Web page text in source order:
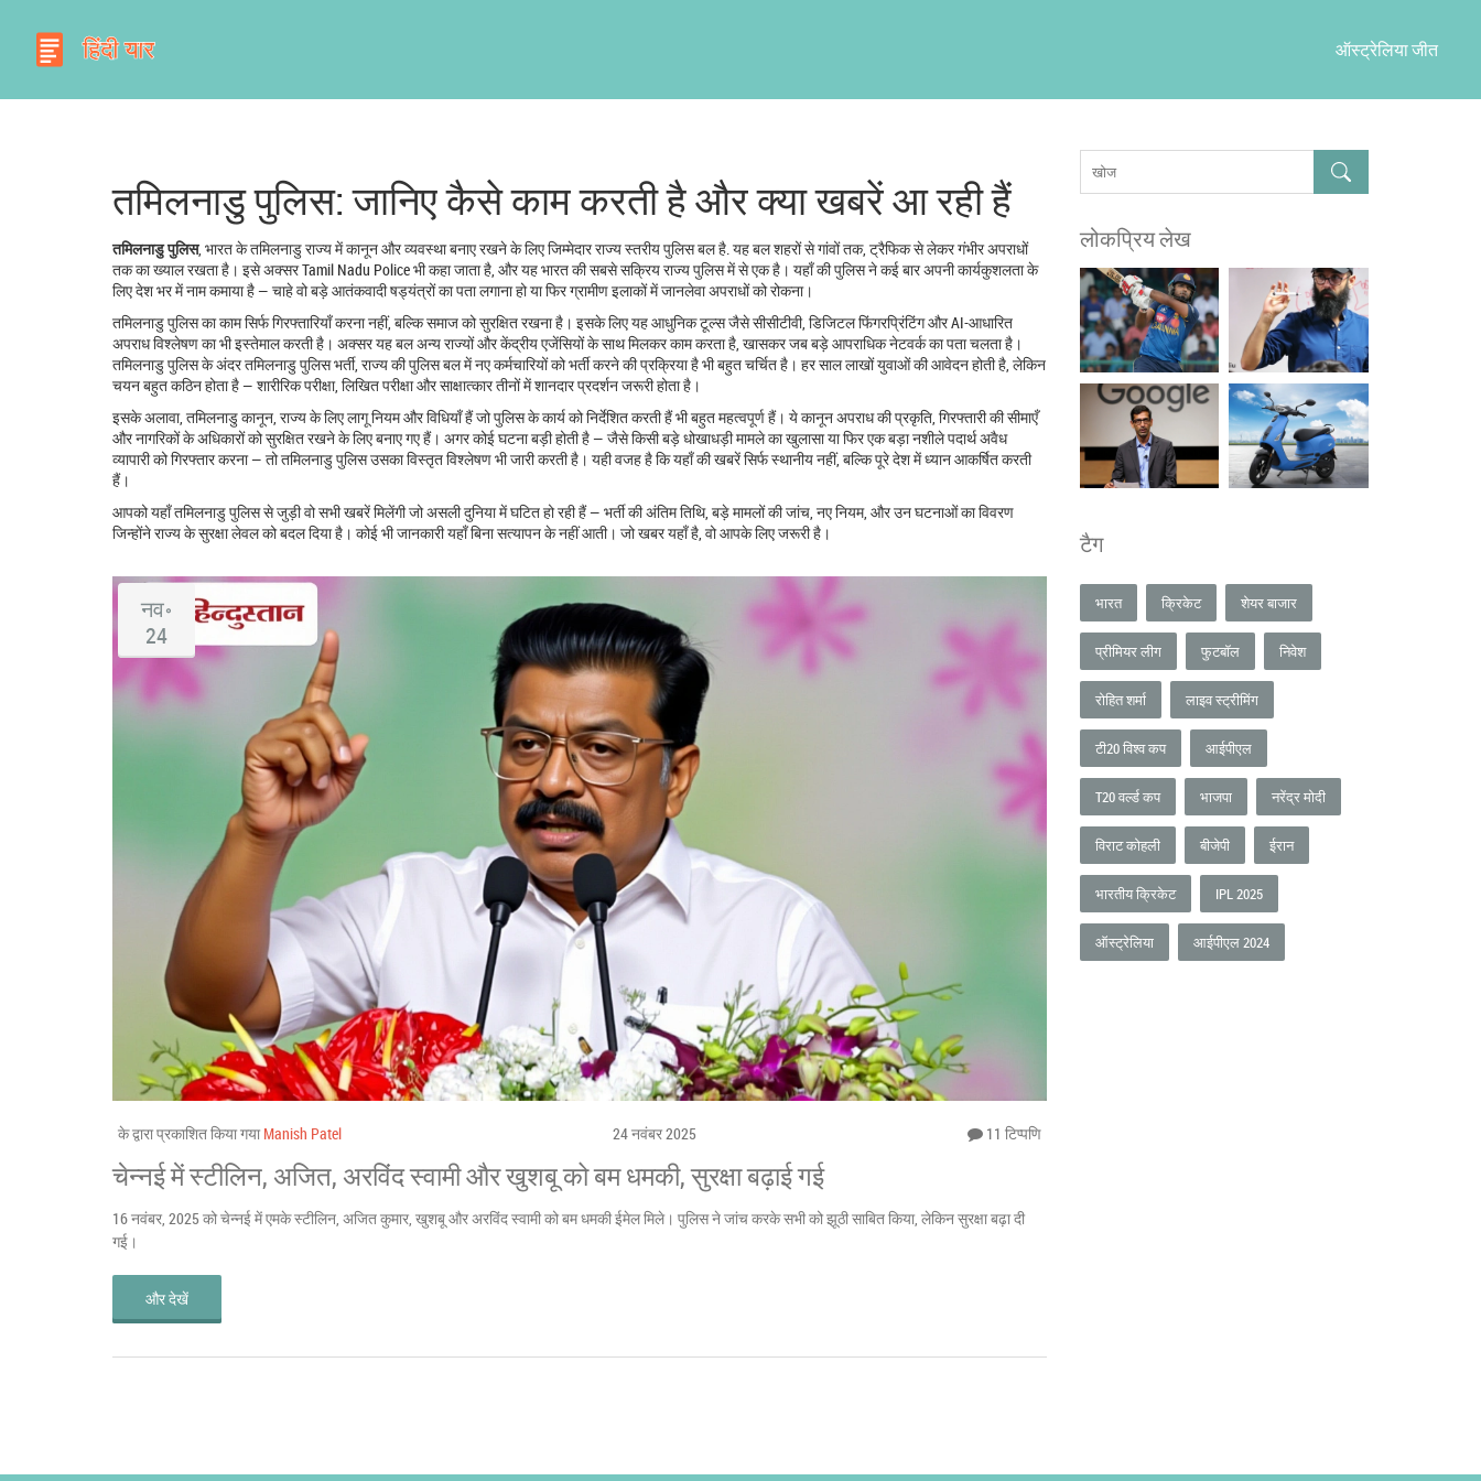
ऑस्ट्रेलिया जीत
तमिलनाडु पुलिस: जानिए कैसे काम करती है और क्या खबरें आ रही हैं
तमिलनाडु पुलिस, भारत के तमिलनाडु राज्य में कानून और व्यवस्था बनाए रखने के लिए जिम्मेदार राज्य स्तरीय पुलिस बल है . यह बल शहरों से गांवों तक, ट्रैफिक से लेकर गंभीर अपराधों
तक का ख्याल रखता है। इसे अक्सरTamil Nadu Policeभी कहा जाता है, और यह भारत की सबसे सक्रिय राज्य पुलिस में से एक है। यहाँ की पुलिस ने कई बार अपनी कार्यकुशलता के
लिए देश भर में नाम कमाया है — चाहे वो बड़े आतंकवादी षड्यंत्रों का पता लगाना हो या फिर ग्रामीण इलाकों में जानलेवा अपराधों को रोकना।
तमिलनाडु पुलिस का काम सिर्फ गिरफ्तारियाँ करना नहीं, बल्कि समाज को सुरक्षित रखना है। इसके लिए यह आधुनिक टूल्स जैसे सीसीटीवी, डिजिटल फिंगरप्रिंटिंग और AI-आधारित
अपराध विश्लेषण का भी इस्तेमाल करती है। अक्सर यह बल अन्य राज्यों और केंद्रीय एजेंसियों के साथ मिलकर काम करता है, खासकर जब बड़े आपराधिक नेटवर्क का पता चलता है।
तमिलनाडु पुलिस के अंदरतमिलनाडु पुलिस भर्ती, राज्य की पुलिस बल में नए कर्मचारियों को भर्ती करने की प्रक्रिया हैभी बहुत चर्चित है। हर साल लाखों युवाओं की आवेदन होती है, लेकिन
चयन बहुत कठिन होता है — शारीरिक परीक्षा, लिखित परीक्षा और साक्षात्कार तीनों में शानदार प्रदर्शन जरूरी होता है।
इसके अलावा, तमिलनाडु कानून राज्य के लिए लागू नियम और विधियाँ हैं जो पुलिस के कार्य को निर्देशित करती हैंभी बहुत महत्वपूर्ण हैं। ये कानून अपराध की प्रकृति, गिरफ्तारी की सीमाएँ
और नागरिकों के अधिकारों को सुरक्षित रखने के लिए बनाए गए हैं। अगर कोई घटना बड़ी होती है — जैसे किसी बड़े धोखाधड़ी मामले का खुलासा या फिर एक बड़ा नशीले पदार्थ अवैध
व्यापारी को गिरफ्तार करना — तो तमिलनाडु पुलिस उसका विस्तृत विश्लेषण भी जारी करती है। यही वजह है कि यहाँ की खबरें सिर्फ स्थानीय नहीं, बल्कि पूरे देश में ध्यान आकर्षित करती
हैं।
आपको यहाँ तमिलनाडु पुलिस से जुड़ी वो सभी खबरें मिलेंगी जो असली दुनिया में घटित हो रही हैं — भर्ती की अंतिम तिथि, बड़े मामलों की जांच, नए नियम, और उन घटनाओं का विवरण
जिन्होंने राज्य के सुरक्षा लेवल को बदल दिया है। कोई भी जानकारी यहाँ बिना सत्यापन के नहीं आती। जो खबर यहाँ है, वो आपके लिए जरूरी है।
नव॰
24
के द्वारा प्रकाशित किया गया Manish Patel 24 नवंबर 2025 11 टिप्पणि
चेन्नई में स्टीलिन, अजित, अरविंद स्वामी और खुशबू को बम धमकी, सुरक्षा बढ़ाई गई
16 नवंबर, 2025 को चेन्नई में एमके स्टीलिन, अजित कुमार, खुशबू और अरविंद स्वामी को बम धमकी ईमेल मिले। पुलिस ने जांच करके सभी को झूठी साबित किया, लेकिन सुरक्षा बढ़ा दी
गई।
और देखें
लोकप्रिय लेख
टैग
भारत क्रिकेट शेयर बाजार
प्रीमियर लीग फुटबॉल निवेश
रोहित शर्मा लाइव स्ट्रीमिंग
टी20 विश्व कप आईपीएल
T20 वर्ल्ड कप भाजपा नरेंद्र मोदी
विराट कोहली बीजेपी ईरान
भारतीय क्रिकेट IPL 2025
ऑस्ट्रेलिया आईपीएल 2024